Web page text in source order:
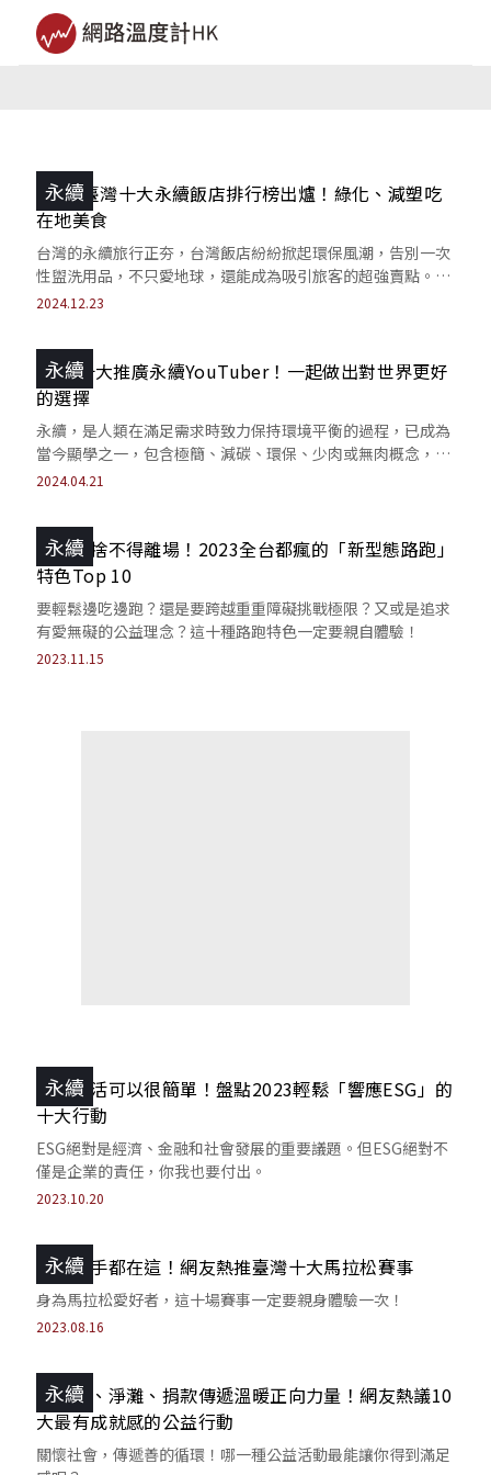
永續
2024 臺灣十大永續飯店排行榜出爐！綠化、減塑吃
在地美食
台灣的永續旅行正夯，台灣飯店紛紛掀起環保風潮，告別一次
性盥洗用品，不只愛地球，還能成為吸引旅客的超強賣點。想
知道哪幾家飯店靠永續創意備受網友討論呢？
2024.12.23
永續
2024十大推廣永續YouTuber！一起做出對世界更好
的選擇
永續，是人類在滿足需求時致力保持環境平衡的過程，已成為
當今顯學之一，包含極簡、減碳、環保、少肉或無肉概念，都
是我們必須時常學習實踐的課題。
2024.04.21
永續
好玩到捨不得離場！2023全台都瘋的「新型態路跑」
特色Top 10
要輕鬆邊吃邊跑？還是要跨越重重障礙挑戰極限？又或是追求
有愛無礙的公益理念？這十種路跑特色一定要親自體驗！
2023.11.15
永續
永續生活可以很簡單！盤點2023輕鬆「響應ESG」的
十大行動
ESG絕對是經濟、金融和社會發展的重要議題。但ESG絕對不
僅是企業的責任，你我也要付出。
2023.10.20
永續
路跑好手都在這！網友熱推臺灣十大馬拉松賽事
身為馬拉松愛好者，這十場賽事一定要親身體驗一次！
2023.08.16
永續
用路跑、淨灘、捐款傳遞溫暖正向力量！網友熱議10
大最有成就感的公益行動
關懷社會，傳遞善的循環！哪一種公益活動最能讓你得到滿足